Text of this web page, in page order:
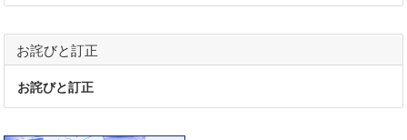
お詫びと訂正
お詫びと訂正